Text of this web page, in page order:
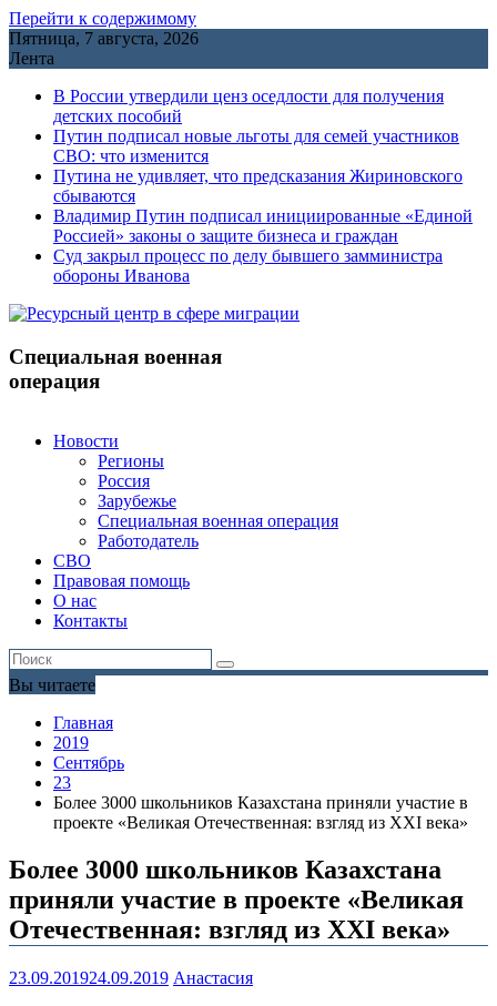
Перейти к содержимому
Пятница, 7 августа, 2026
Лента
В России утвердили ценз оседлости для получения
детских пособий
Путин подписал новые льготы для семей участников
СВО: что изменится
Путина не удивляет, что предсказания Жириновского
сбываются
Владимир Путин подписал инициированные «Единой
Россией» законы о защите бизнеса и граждан
Cуд закрыл процесс по делу бывшего замминистра
обороны Иванова
Специальная военная
операция
Новости
Регионы
Россия
Зарубежье
Специальная военная операция
Работодатель
СВО
Правовая помощь
О нас
Контакты
Вы читаете
Главная
2019
Сентябрь
23
Более 3000 школьников Казахстана приняли участие в
проекте «Великая Отечественная: взгляд из XXI века»
Более 3000 школьников Казахстана
приняли участие в проекте «Великая
Отечественная: взгляд из XXI века»
23.09.201924.09.2019 Анастасия